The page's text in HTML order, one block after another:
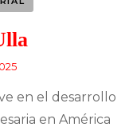
en el desarrollo
en América